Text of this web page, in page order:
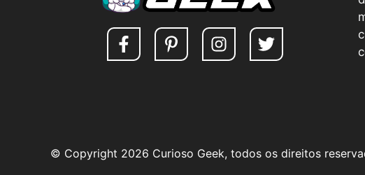
© Copyright 2026 Curioso Geek, todos os direitos